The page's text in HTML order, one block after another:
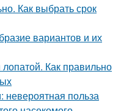
Как выбрать срок
вариантов и их
лопатой. Как правильно
польза